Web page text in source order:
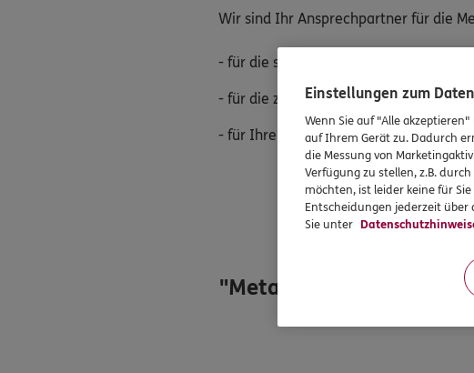
Wir sind Ihr Ansprechpartner für die
- für die steuerlich geförderte
- für die zulagengeförderte Riester-
- für Ihre Vorsorge bei Berufs- und
"MetallRente" ist
Einstellungen zum
Wenn Sie auf "Alle
auf Ihrem Gerät zu. Dadurch
die Messung von
Verfügung zu stellen, z.B.
möchten, ist leider keine für
Entscheidungen jederzeit über
Sie unter